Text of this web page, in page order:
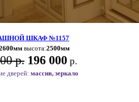
ШКАФ №1157
высота:2500мм
р. 196 000 р.
дверей: массив, зеркало